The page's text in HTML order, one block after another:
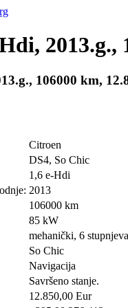
106000 km,
Citroen
DS4, So Chic
1,6 e-Hdi
2013
106000 km
85 kW
mehanički, 6 stupnjeva
So Chic
Navigacija
Savršeno stanje.
12.850,00 Eur